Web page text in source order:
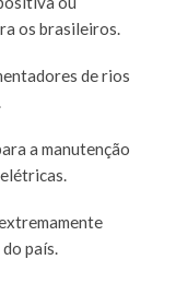
os brasileiros.
de rios
a manutenção
país.